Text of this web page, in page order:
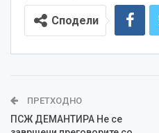
Сподели
ПРЕТХОДНО
ПСЖ ДЕМАНТИРА Не се